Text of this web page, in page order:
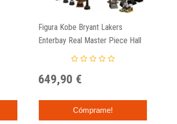
Figura Kobe Bryant Lakers
Enterbay Real Master Piece Hall
649,90 €
Cómprame!